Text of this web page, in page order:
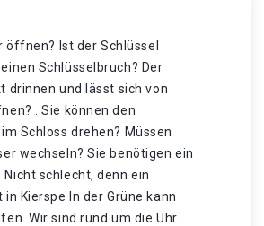
öffnen? Ist der Schlüssel
Schlüsselbruch? Der
drinnen und lässt sich von
. Sie können den
Schloss drehen? Müssen
wechseln? Sie benötigen ein
Nicht schlecht, denn ein
Kierspe In der Grüne kann
Wir sind rund um die Uhr